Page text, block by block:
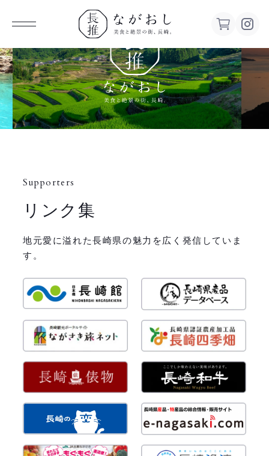
ながお
し 美食
と絶景の
Supporters
リンク集
地元愛に溢れた長崎県の魅力を広く発信していま
す。